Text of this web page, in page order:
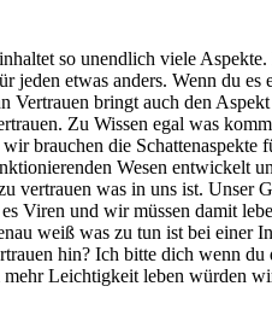
so unendlich viele
etwas anders. Wenn du es
bringt auch den
Zu Wissen egal was
brauchen die Schattenaspekte
Wesen entwickelt
was in uns ist. Unser
und wir müssen damit
weiß was zu tun ist bei einer
hin? Ich bitte dich wenn
Leichtigkeit leben würden